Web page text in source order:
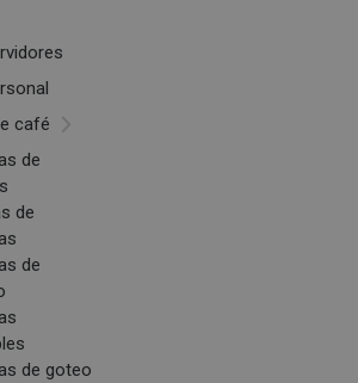
café
de
de
de
de goteo